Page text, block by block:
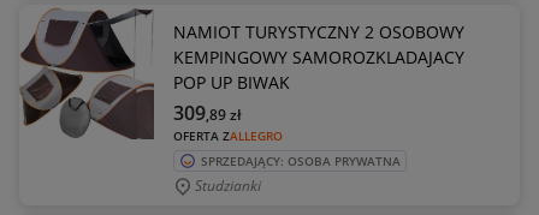
NAMIOT TURYSTYCZNY 2 OSOBOWY
KEMPINGOWY SAMOROZKLADAJACY
POP UP BIWAK
OFERTA ZALLEGRO
309,89zł
SPRZEDAJĄCY: OSOBA PRYWATNA
Studzianki